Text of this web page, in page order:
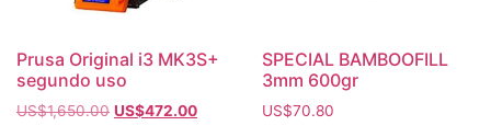
Prusa Original i3 MK3S+
segundo uso
US$1,650.00 US$472.00
SPECIAL BAMBOOFILL
3mm 600gr
US$70.80